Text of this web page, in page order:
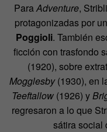
Para Adventure,
protagonizadas por
Poggioli. También
ficción con trasfondo
(1920), sobre
Mogglesby(1930), en
Teeftallow(1926) y
regresaron a lo que
sátira social